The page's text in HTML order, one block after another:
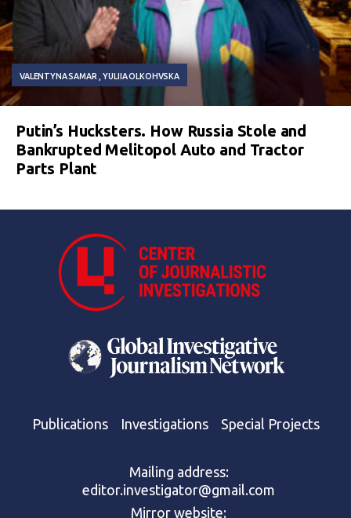
VALENTYNA SAMAR YULIIA OLKOHVSKA
Putin’s Hucksters. How Russia Stole and
Bankrupted Melitopol Auto and Tractor
Parts Plant
Publications Investigations Special Projects
Mailing address:
editor.investigator@gmail.com
Mirror website: